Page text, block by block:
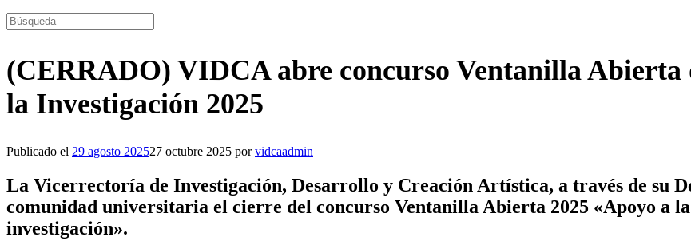
Buscar:
(CERRADO) VIDCA abre concurso Ventanilla Abierta
la Investigación 2025
Publicado el 29 agosto 202527 octubre 2025 porvidcaadmin
La Vicerrectoría de Investigación, Desarrollo y Creación Artística, a través de su
comunidad universitaria el cierre del concurso Ventanilla Abierta 2025 «Apoyo a
investigación».